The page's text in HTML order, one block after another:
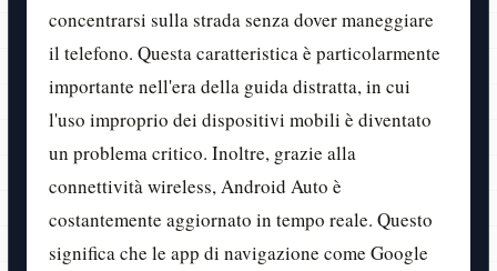
concentrarsi sulla strada senza dover maneggiare
il telefono. Questa caratteristica è particolarmente
importante nell'era della guida distratta, in cui
l'uso improprio dei dispositivi mobili è diventato
un problema critico. Inoltre, grazie alla
connettività wireless, Android Auto è
costantemente aggiornato in tempo reale. Questo
significa che le app di navigazione come Google